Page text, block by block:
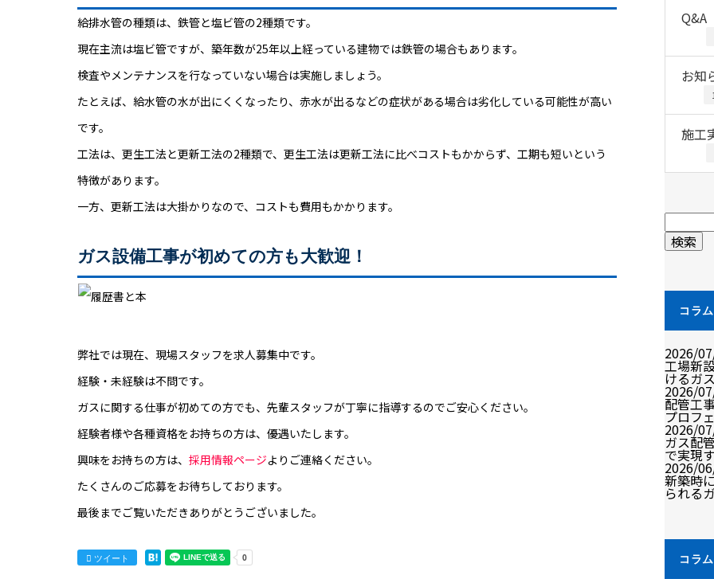
給排水管の種類は、鉄管と塩ビ管の2種類です。
現在主流は塩ビ管ですが、築年数が25年以上経っている建物では鉄管の場合もあります。
検査やメンテナンスを行なっていない場合は実施しましょう。
たとえば、給水管の水が出にくくなったり、赤水が出るなどの症状がある場合は劣化している可能性が高い
です。
工法は、更生工法と更新工法の2種類で、更生工法は更新工法に比べコストもかからず、工期も短いという
特徴があります。
一方、更新工法は大掛かりなので、コストも費用もかかります。
ガス設備工事が初めての方も大歓迎！
弊社では現在、現場スタッフを求人募集中です。
経験・未経験は不問です。
ガスに関する仕事が初めての方でも、先輩スタッフが丁寧に指導するのでご安心ください。
経験者様や各種資格をお持ちの方は、優遇いたします。
興味をお持ちの方は、 採用情報ページよりご連絡ください。
たくさんのご応募をお待ちしております。
最後までご覧いただきありがとうございました。
ツイート
Q&A
お知
施工
コラム
2026/
工場新
けるガ
2026/
配管工
プロフ
2026/
ガス配
で実現
2026/
新築時
られる
コラ